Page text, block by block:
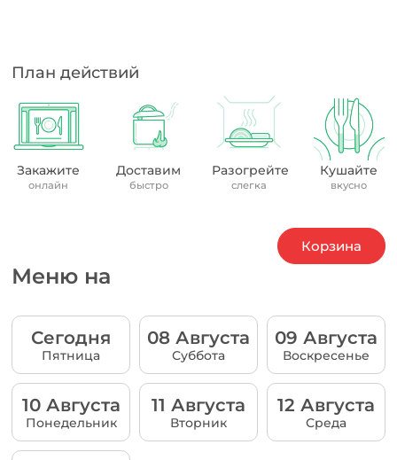
План действий
Закажите
онлайн
Доставим
быстро
Разогрейте
слегка
Кушайте
вкусно
Меню на
Сегодня
Пятница
08 Августа
Суббота
09 Августа
Воскресенье
10 Августа
Понедельник
11 Августа
Вторник
12 Августа
Среда
Корзина